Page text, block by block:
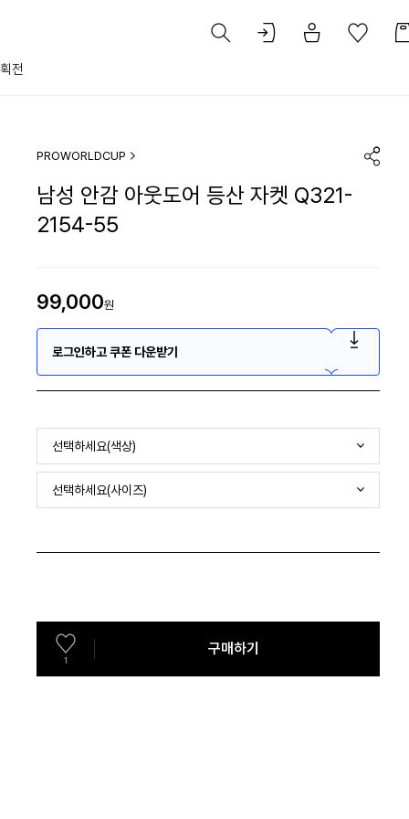
전
PROWORLDCUP
남성 안감 아웃도어 등산 자켓 Q321-
2154-55
99,000원
로그인하고 쿠폰 다운받기
선택하세요(색상)
선택하세요(사이즈)
1
구매하기